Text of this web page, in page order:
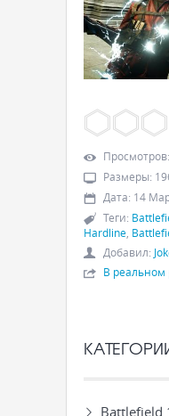
Просмотров:
Размеры:
Дата: 14
Теги:
Hardline
Добавил:
В реальном
Battlefield